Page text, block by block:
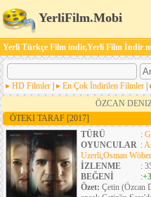
YerliFilm.Mobi
Yerli Türkçe Film indir,Yerli Film İndir
HD Filmler En Çok İndirilen Filmler
ÖZCAN
ÖTEKI TARAF [2017]
TÜRÜ
:
OYUNCULAR :
Uzerli,Osman Wöber
İZLENME
:
BEĞENİ
:
Özet: Çetin (Özcan